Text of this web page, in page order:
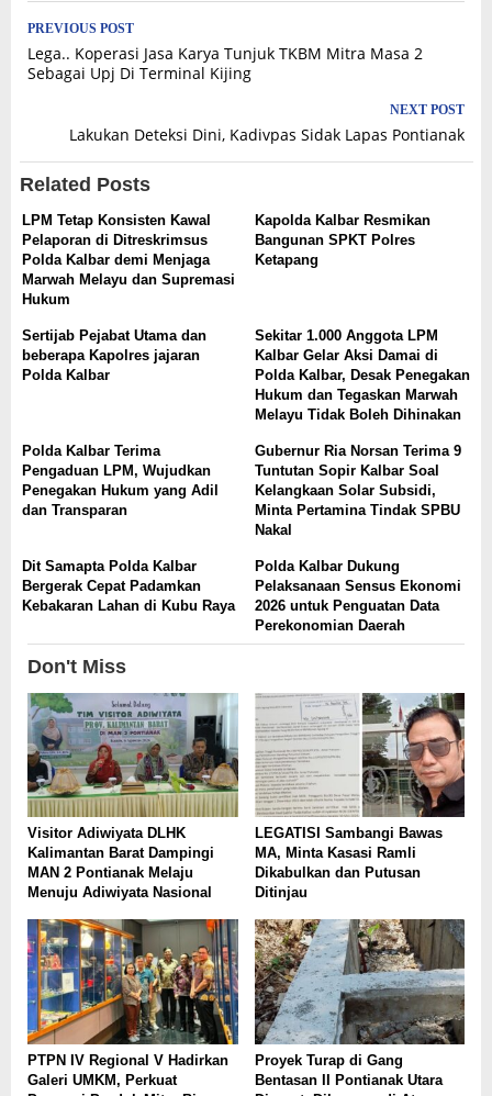
Post
navigation
PREVIOUS POST
Lega.. Koperasi Jasa Karya Tunjuk TKBM Mitra Masa 2
Sebagai Upj Di Terminal Kijing
NEXT POST
Lakukan Deteksi Dini, Kadivpas Sidak Lapas Pontianak
Related Posts
LPM Tetap Konsisten Kawal
Pelaporan di Ditreskrimsus
Polda Kalbar demi Menjaga
Marwah Melayu dan Supremasi
Hukum
Kapolda Kalbar Resmikan
Bangunan SPKT Polres
Ketapang
Sertijab Pejabat Utama dan
beberapa Kapolres jajaran
Polda Kalbar
Sekitar 1.000 Anggota LPM
Kalbar Gelar Aksi Damai di
Polda Kalbar, Desak Penegakan
Hukum dan Tegaskan Marwah
Melayu Tidak Boleh Dihinakan
Polda Kalbar Terima
Pengaduan LPM, Wujudkan
Penegakan Hukum yang Adil
dan Transparan
Gubernur Ria Norsan Terima 9
Tuntutan Sopir Kalbar Soal
Kelangkaan Solar Subsidi,
Minta Pertamina Tindak SPBU
Nakal
Dit Samapta Polda Kalbar
Bergerak Cepat Padamkan
Kebakaran Lahan di Kubu Raya
Polda Kalbar Dukung
Pelaksanaan Sensus Ekonomi
2026 untuk Penguatan Data
Perekonomian Daerah
Don't Miss
Visitor Adiwiyata DLHK
Kalimantan Barat Dampingi
MAN 2 Pontianak Melaju
Menuju Adiwiyata Nasional
LEGATISI Sambangi Bawas
MA, Minta Kasasi Ramli
Dikabulkan dan Putusan
Ditinjau
PTPN IV Regional V Hadirkan
Galeri UMKM, Perkuat
Proyek Turap di Gang
Bentasan II Pontianak Utara